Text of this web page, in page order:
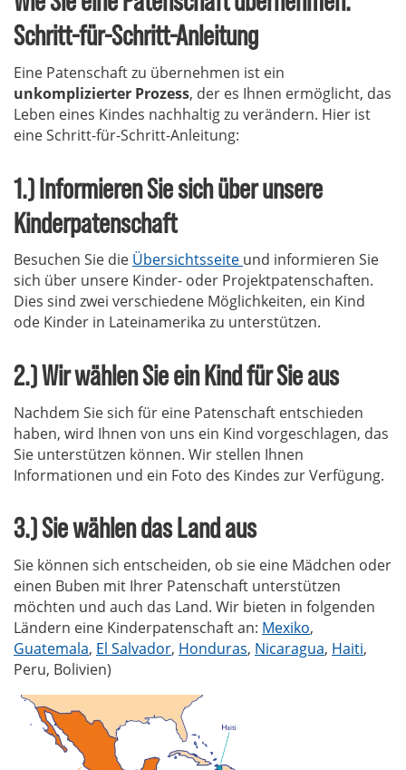
Schritt-für-Schritt-Anleitung
Eine Patenschaft zu übernehmen ist ein
unkomplizierter Prozess, der es Ihnen ermöglicht, das
Leben eines Kindes nachhaltig zu verändern. Hier ist
eine Schritt-für-Schritt-Anleitung:
1.) Informieren Sie sich über unsere
Kinderpatenschaft
Besuchen Sie die Übersichtsseite und informieren Sie
sich über unsere Kinder- oder Projektpatenschaften.
Dies sind zwei verschiedene Möglichkeiten, ein Kind
ode Kinder in Lateinamerika zu unterstützen.
2.) Wir wählen Sie ein Kind für Sie aus
Nachdem Sie sich für eine Patenschaft entschieden
haben, wird Ihnen von uns ein Kind vorgeschlagen, das
Sie unterstützen können. Wir stellen Ihnen
Informationen und ein Foto des Kindes zur Verfügung.
3.) Sie wählen das Land aus
Sie können sich entscheiden, ob sie eine Mädchen oder
einen Buben mit Ihrer Patenschaft unterstützen
möchten und auch das Land. Wir bieten in folgenden
Ländern eine Kinderpatenschaft an: Mexiko,
Guatemala, El Salvador, Honduras, Nicaragua, Haiti,
Peru, Bolivien)